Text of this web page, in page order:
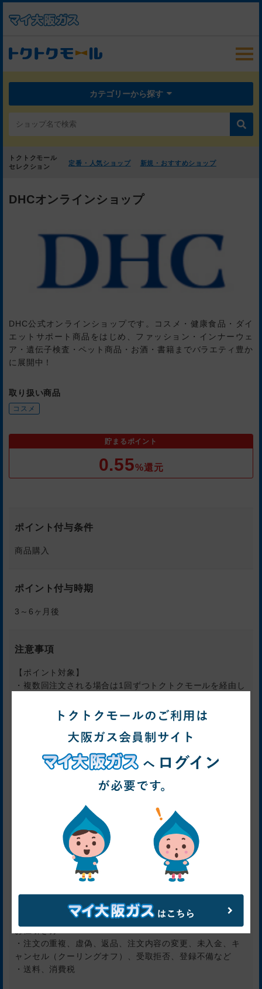
カテゴリーから探す
トクトクモール
セレクション
定番・人気ショップ 新規・おすすめショップ
DHCオンラインショップ
DHC公式オンラインショップです。コスメ・健康食品・ダイ
エットサポート商品をはじめ、ファッション・インナーウェ
ア・遺伝子検査・ペット商品・お酒・書籍までバラエティ豊か
に展開中！
取り扱い商品
コスメ
貯まるポイント
0.55%還元
ポイント付与条件
商品購入
ポイント付与時期
3～6ヶ月後
注意事項
【ポイント対象】
・複数回注文される場合は1回ずつトクトクモールを経由し
【ポイント対象外】
・トクトクモールを経由する前に、買い物かごに入ってい
※必ずトクトクモールを経由しショップへ遷移したあと
※トクトクモールを経由後24時間以内に購入を行ってくだ
・DHCの公式アプリ経由の注文
・定期便の2回目以降の購入分
・定期同梱サービスを利用した注文
・同一のDHC会員番号にて月間20万円を超える注文
※前月25日～当月24日の間に出荷されたご注文の決済額
・医薬品、通信講座
・「一括割引」「ランク割引」「クーポン割引」等による
お値引き分
・注文の重複、虚偽、返品、注文内容の変更、未入金、キ
ャンセル（クーリングオフ）、受取拒否、登録不備など
・送料、消費税